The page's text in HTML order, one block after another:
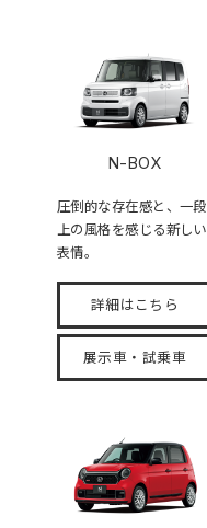
N-BOX
圧倒的な存在感と、一段
上の風格を感じる新しい
表情。
詳細はこちら
展示車・試乗車